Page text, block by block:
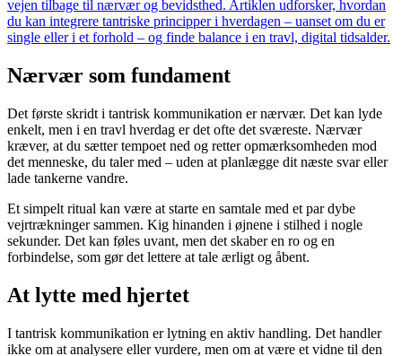
vejen tilbage til nærvær og bevidsthed. Artiklen udforsker, hvordan
du kan integrere tantriske principper i hverdagen – uanset om du er
single eller i et forhold – og finde balance i en travl, digital tidsalder.
Nærvær som fundament
Det første skridt i tantrisk kommunikation er nærvær. Det kan lyde
enkelt, men i en travl hverdag er det ofte det sværeste. Nærvær
kræver, at du sætter tempoet ned og retter opmærksomheden mod
det menneske, du taler med – uden at planlægge dit næste svar eller
lade tankerne vandre.
Et simpelt ritual kan være at starte en samtale med et par dybe
vejrtrækninger sammen. Kig hinanden i øjnene i stilhed i nogle
sekunder. Det kan føles uvant, men det skaber en ro og en
forbindelse, som gør det lettere at tale ærligt og åbent.
At lytte med hjertet
I tantrisk kommunikation er lytning en aktiv handling. Det handler
ikke om at analysere eller vurdere, men om at være et vidne til den